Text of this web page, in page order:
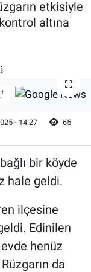
etkisiyle
altına
+
- 14:27
65
bir köyde
hale geldi.
ilçesine
Edinilen
henüz
da